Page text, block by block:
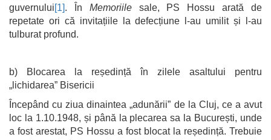
guvernului[1]. În Memoriilesale, PS Hossu arată de
repetate ori că invitațiile la defecțiune l-au umilit și l-au
tulburat profund.
b) Blocarea la reședință în zilele asaltului pentru
„lichidarea” Bisericii
Începând cu ziua dinaintea „adunării” de la Cluj, ce a avut
loc la 1.10.1948, și până la plecarea sa la București, unde
a fost arestat, PS Hossu a fost blocat la reședință. Trebuie